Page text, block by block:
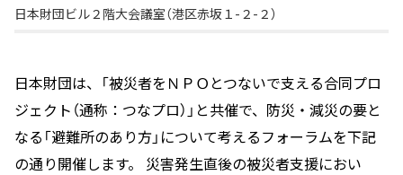
日本財団ビル２階大会議室（港区赤坂１-２-２）
日本財団は、「被災者をＮＰＯとつないで支える合同プロ
ジェクト（通称：つなプロ）」と共催で、防災・減災の要と
なる「避難所のあり方」について考えるフォーラムを下記
の通り開催します。 災害発生直後の被災者支援におい